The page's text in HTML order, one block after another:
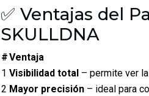
✅ Ventajas del
SKULLDNA
#Ventaja
1 Visibilidad total – permite ver
2 Mayor precisión – ideal para